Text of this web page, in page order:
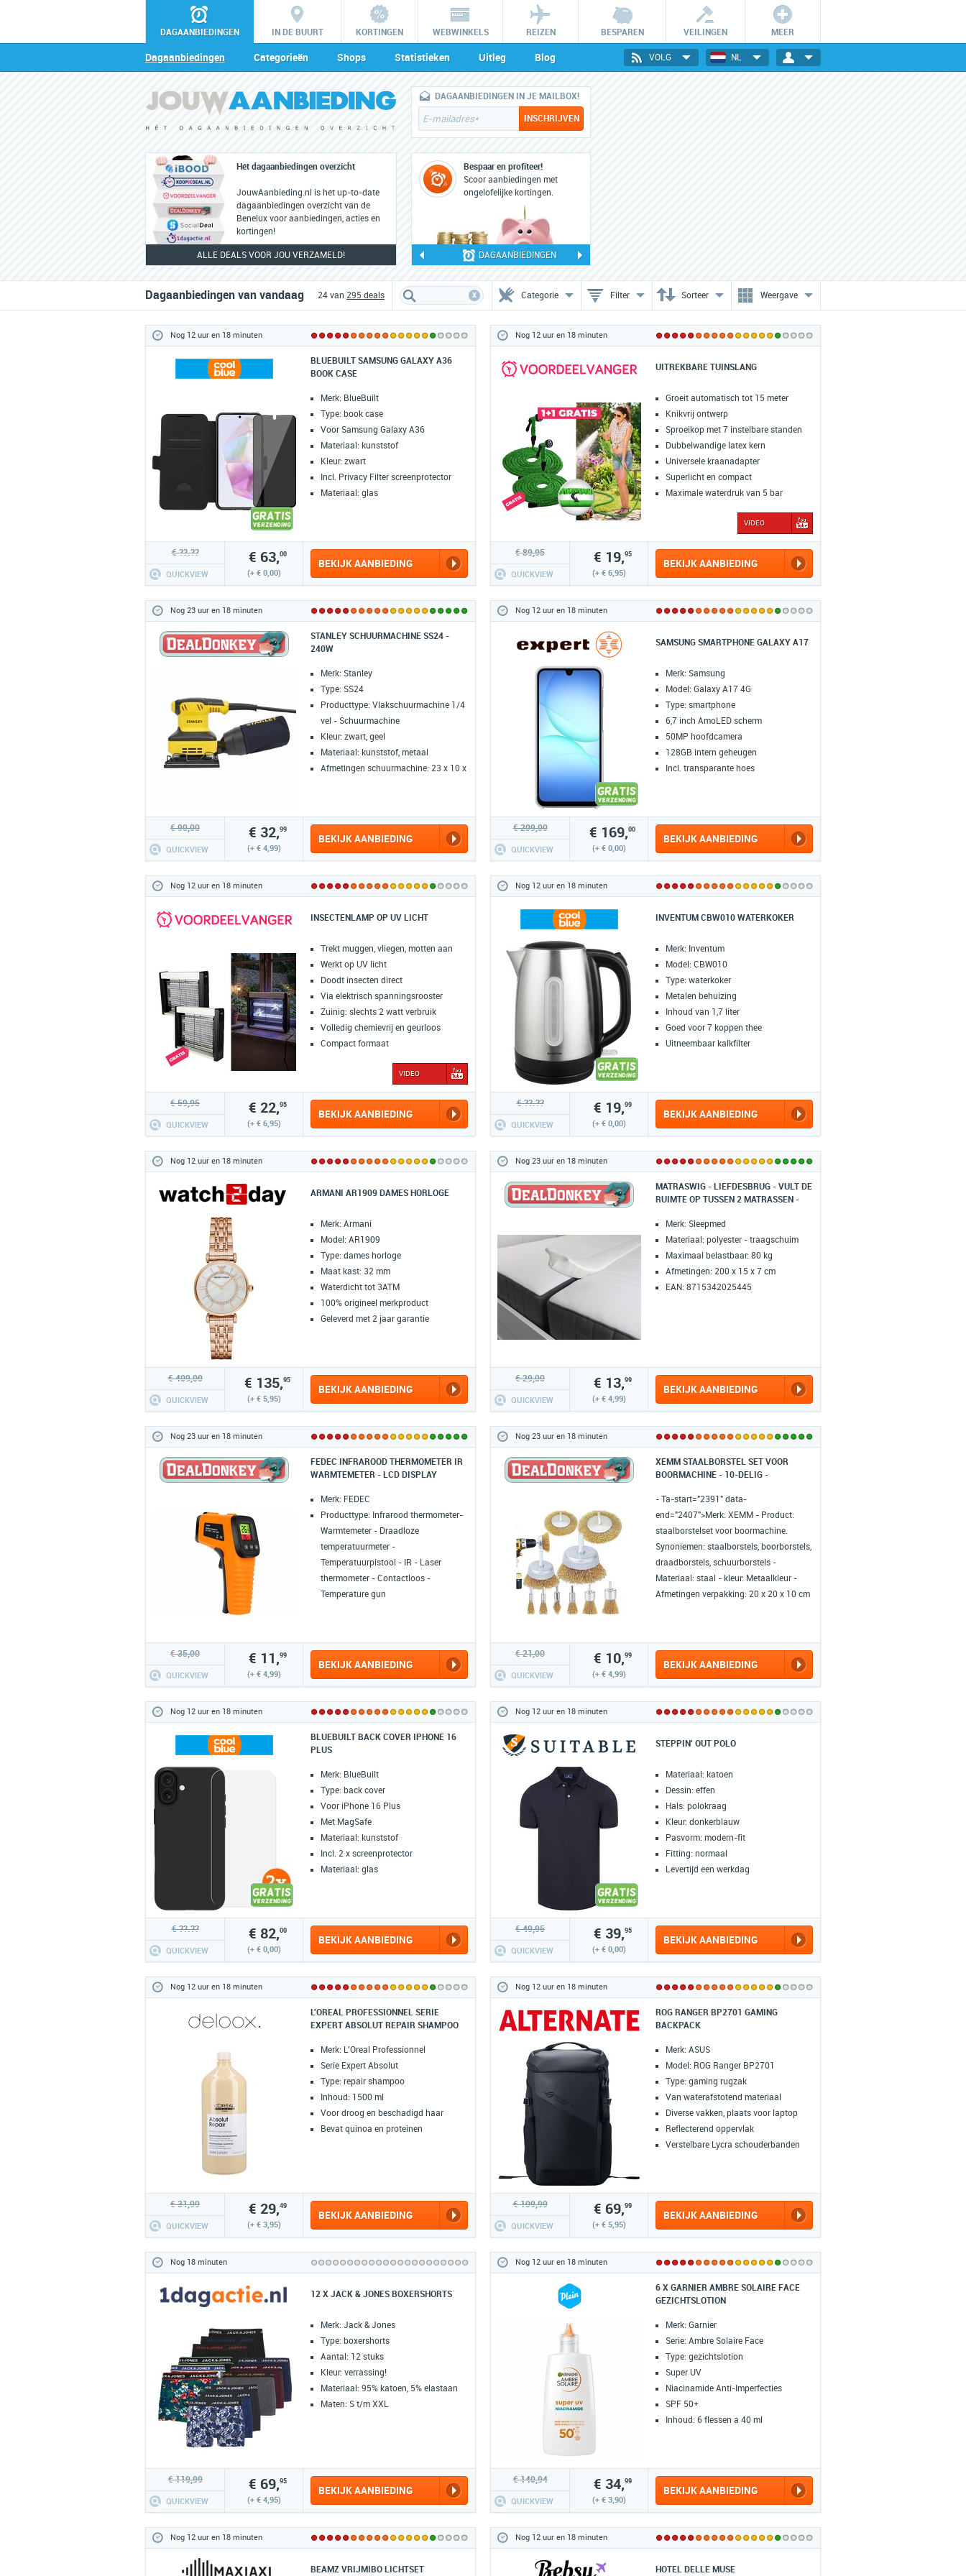
DAGAANBIEDINGEN IN DE BUURT KORTINGEN WEBWINKELS REIZEN BESPAREN VEILINGEN MEER
Dagaanbiedingen Categorieën Shops Statistieken Uitleg Blog NL
VOLG
Hét dagaanbiedingen overzicht
JouwAanbieding.nl is hét up-to-date
dagaanbiedingen overzicht van de
Benelux voor aanbiedingen, acties en
kortingen!
ALLE DEALS VOOR JOU VERZAMELD!
DAGAANBIEDINGEN IN JE MAILBOX!
Bespaar en profiteer!
Scoor aanbiedingen met
ongelofelijke kortingen.
DAGAANBIEDINGEN
Dagaanbiedingen van vandaag 24 van 295 deals x Categorie Filter Sorteer Weergave
Nog 12 uur en 18 minuten
BLUEBUILT SAMSUNG GALAXY A36
BOOK CASE
Merk: BlueBuilt
Type: book case
Voor Samsung Galaxy A36
Materiaal: kunststof
Kleur: zwart
Incl. Privacy Filter screenprotector
Materiaal: glas
€ ??.??
QUICKVIEW
€ 63,00
(+ € 0,00)
BEKIJK AANBIEDING
Nog 12 uur en 18 minuten
UITREKBARE TUINSLANG
Groeit automatisch tot 15 meter
Knikvrij ontwerp
Sproeikop met 7 instelbare standen
Dubbelwandige latex kern
Universele kraanadapter
Superlicht en compact
Maximale waterdruk van 5 bar
VIDEO
€ 89,95
QUICKVIEW
€ 19,95
(+ € 6,95)
BEKIJK AANBIEDING
Nog 23 uur en 18 minuten
STANLEY SCHUURMACHINE SS24 -
240W
Merk: Stanley
Type: SS24
Producttype: Vlakschuurmachine 1/4
vel - Schuurmachine
Kleur: zwart, geel
Materiaal: kunststof, metaal
Afmetingen schuurmachine: 23 x 10 x
11,4 cm
Voltage: 220 - 240 volt / 50 - 60 Hz
Vermogen: 240W
Maximale rotatiesnelheid: 16.000 tpm
Stofdichte Schakelaar
schuurpapier korrel 120, 1x
stofopvangreservoir, 1x handleiding
Artikelnummer: 3016094
€ 90,00
QUICKVIEW
€ 32,99
(+ € 4,99)
BEKIJK AANBIEDING
Nog 12 uur en 18 minuten
SAMSUNG SMARTPHONE GALAXY A17
Merk: Samsung
Model: Galaxy A17 4G
Type: smartphone
6,7 inch AmoLED scherm
50MP hoofdcamera
128GB intern geheugen
Incl. transparante hoes
€ 209,00
QUICKVIEW
€ 169,00
(+ € 0,00)
BEKIJK AANBIEDING
Nog 12 uur en 18 minuten
INSECTENLAMP OP UV LICHT
Trekt muggen, vliegen, motten aan
Werkt op UV licht
Doodt insecten direct
Via elektrisch spanningsrooster
Zuinig: slechts 2 watt verbruik
Volledig chemievrij en geurloos
Compact formaat
VIDEO
€ 59,95
QUICKVIEW
€ 22,95
(+ € 6,95)
BEKIJK AANBIEDING
Nog 12 uur en 18 minuten
INVENTUM CBW010 WATERKOKER
Merk: Inventum
Model: CBW010
Type: waterkoker
Metalen behuizing
Inhoud van 1,7 liter
Goed voor 7 koppen thee
Uitneembaar kalkfilter
€ ??.??
QUICKVIEW
€ 19,99
(+ € 0,00)
BEKIJK AANBIEDING
Nog 12 uur en 18 minuten
ARMANI AR1909 DAMES HORLOGE
Merk: Armani
Model: AR1909
Type: dames horloge
Maat kast: 32 mm
Waterdicht tot 3ATM
100% origineel merkproduct
Geleverd met 2 jaar garantie
€ 409,00
QUICKVIEW
€ 135,95
(+ € 5,95)
BEKIJK AANBIEDING
Nog 23 uur en 18 minuten
MATRASWIG - LIEFDESBRUG - VULT DE
RUIMTE OP TUSSEN 2 MATRASSEN -
Merk: Sleepmed
Materiaal: polyester - traagschuim
Maximaal belastbaar: 80 kg
Afmetingen: 200 x 15 x 7 cm
EAN: 8715342025445
€ 29,00
QUICKVIEW
€ 13,99
(+ € 4,99)
BEKIJK AANBIEDING
Nog 23 uur en 18 minuten
FEDEC INFRAROOD THERMOMETER IR
WARMTEMETER - LCD DISPLAY
Merk: FEDEC
Producttype: Infrarood thermometer-
Warmtemeter - Draadloze
temperatuurmeter -
Temperatuurpistool - IR - Laser
thermometer - Contactloos -
Temperature gun
Meetbereik: -50 C tot +550C
€ 35,00
QUICKVIEW
€ 11,99
(+ € 4,99)
BEKIJK AANBIEDING
Nog 23 uur en 18 minuten
XEMM STAALBORSTEL SET VOOR
BOORMACHINE - 10-DELIG -
ROESTVERWIJDERAAR
- Ta-start="2391" data-
end="2407">Merk: XEMM - Product:
staalborstelset voor boormachine.
Synoniemen: staalborstels, boorborstels,
draadborstels, schuurborstels -
Materiaal: staal - kleur: Metaalkleur -
Afmetingen verpakking: 20 x 20 x 10 cm
Handige specificaties: 1/4 inch
€ 21,00
QUICKVIEW
€ 10,99
(+ € 4,99)
BEKIJK AANBIEDING
Nog 12 uur en 18 minuten
BLUEBUILT BACK COVER IPHONE 16
PLUS
Merk: BlueBuilt
Type: back cover
Voor iPhone 16 Plus
Met MagSafe
Materiaal: kunststof
Incl. 2 x screenprotector
Materiaal: glas
€ ??.??
QUICKVIEW
€ 82,00
(+ € 0,00)
BEKIJK AANBIEDING
Nog 12 uur en 18 minuten
STEPPIN' OUT POLO
Materiaal: katoen
Dessin: effen
Hals: polokraag
Kleur: donkerblauw
Pasvorm: modern-fit
Fitting: normaal
Levertijd een werkdag
€ 49,95
QUICKVIEW
€ 39,95
(+ € 0,00)
BEKIJK AANBIEDING
Nog 12 uur en 18 minuten
L'OREAL PROFESSIONNEL SERIE
EXPERT ABSOLUT REPAIR SHAMPOO
Merk: L'Oreal Professionnel
Serie Expert Absolut
Type: repair shampoo
Inhoud: 1500 ml
Voor droog en beschadigd haar
Bevat quinoa en proteinen
€ 31,99
QUICKVIEW
€ 29,49
(+ € 3,95)
BEKIJK AANBIEDING
Nog 12 uur en 18 minuten
ROG RANGER BP2701 GAMING
BACKPACK
Merk: ASUS
Model: ROG Ranger BP2701
Type: gaming rugzak
Van waterafstotend materiaal
Diverse vakken, plaats voor laptop
Reflecterend oppervlak
Verstelbare Lycra schouderbanden
€ 109,99
QUICKVIEW
€ 69,99
(+ € 5,95)
BEKIJK AANBIEDING
Nog 18 minuten
12 X JACK & JONES BOXERSHORTS
Merk: Jack & Jones
Type: boxershorts
Aantal: 12 stuks
Kleur: verrassing!
Materiaal: 95% katoen, 5% elastaan
Maten: S t/m XXL
€ 119,99
QUICKVIEW
€ 69,95
(+ € 4,95)
BEKIJK AANBIEDING
Nog 12 uur en 18 minuten
6 X GARNIER AMBRE SOLAIRE FACE
GEZICHTSLOTION
Merk: Garnier
Serie: Ambre Solaire Face
Type: gezichtslotion
Super UV
Niacinamide Anti-Imperfecties
SPF 50+
Inhoud: 6 flessen a 40 ml
€ 140,94
QUICKVIEW
€ 34,99
(+ € 3,90)
BEKIJK AANBIEDING
Nog 12 uur en 18 minuten
BEAMZ VRIJMIBO LICHTSET
Nog 12 uur en 18 minuten
HOTEL DELLE MUSE